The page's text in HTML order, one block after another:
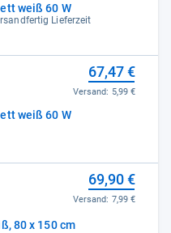
weiß 60 W
Lieferzeit
weiß 60 W
67,47 €
Versand: 5,99 €
80 x 150 cm
69,90 €
Versand: 7,99 €